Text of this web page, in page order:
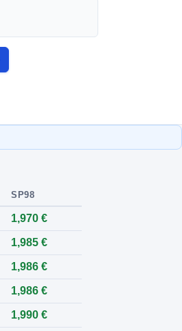
SP98
1,970 €
1,985 €
1,986 €
1,986 €
1,990 €